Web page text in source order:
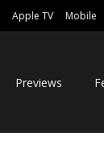
Apple TV Mobile
Previews